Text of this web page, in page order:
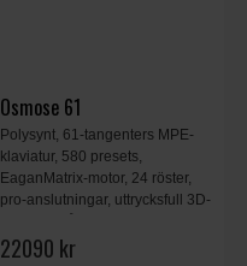
Osmose 61
Polysynt, 61-tangenters MPE-
klaviatur, 580 presets,
EaganMatrix-motor, 24 röster,
pro-anslutningar, uttrycksfull 3D-
vikt 9.5 kg
22090 kr